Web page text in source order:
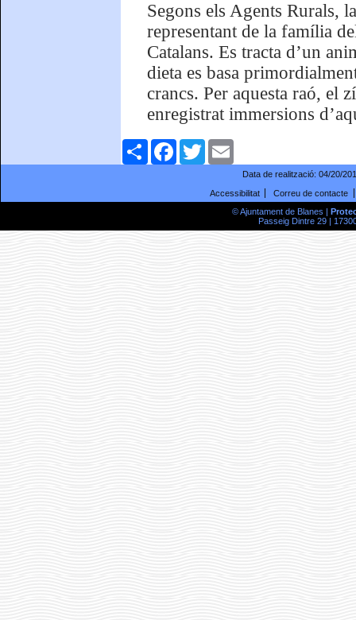
Segons els Agents Rurals,
representant de la família
Catalans. Es tracta d’un
dieta es basa
crancs. Per aquesta raó, el
enregistrat immersions
ComparteixFacebookTwitter
Data de realització: 04/20/
Accessibilitat
Correu de contacte
© Ajuntament de Blanes |
Passeig Dintre 29 |